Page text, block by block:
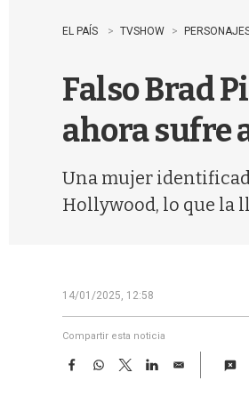
EL PAÍS TVSHOW
Falso Brad
ahora sufre
Una mujer
Hollywood, lo que la
14/01/2025, 12:58
Compartir esta noticia
F
W
T
w
L
E